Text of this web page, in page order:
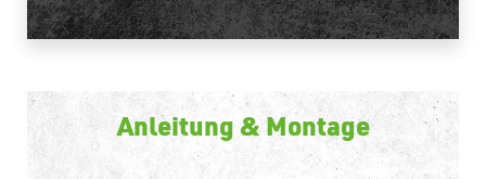
Anleitung & Montage